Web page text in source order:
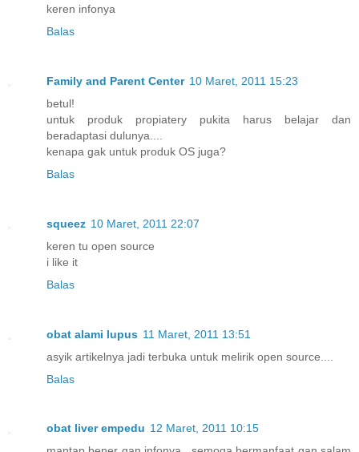
keren infonya
Balas
Family and Parent Center 10 Maret, 2011 15:23
betul!
untuk produk propiatery pukita harus belajar dan
beradaptasi dulunya....
kenapa gak untuk produk OS juga?
Balas
squeez 10 Maret, 2011 22:07
keren tu open source
i like it
Balas
obat alami lupus 11 Maret, 2011 13:51
asyik artikelnya jadi terbuka untuk melirik open source....
Balas
obat liver empedu 12 Maret, 2011 10:15